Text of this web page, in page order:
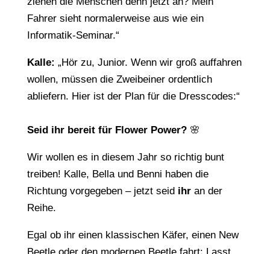
Fahrer sieht normalerweise aus wie ein
Informatik-Seminar.“
Kalle: „Hör zu, Junior. Wenn wir groß auffahren
wollen, müssen die Zweibeiner ordentlich
abliefern. Hier ist der Plan für die Dresscodes:“
Seid ihr bereit für Flower Power?🌸
Wir wollen es in diesem Jahr so richtig bunt
treiben! Kalle, Bella und Benni haben die
Richtung vorgegeben – jetzt seid ihran der
Reihe.
Egal ob ihr einen klassischen Käfer, einen New